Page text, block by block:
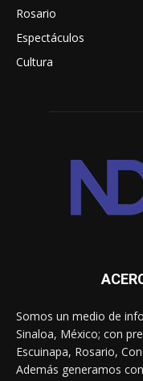
Rosario
Espectáculos
Cultura
Somos un medio de
Sinaloa, México; con
Escuinapa, Rosario,
Además generamos